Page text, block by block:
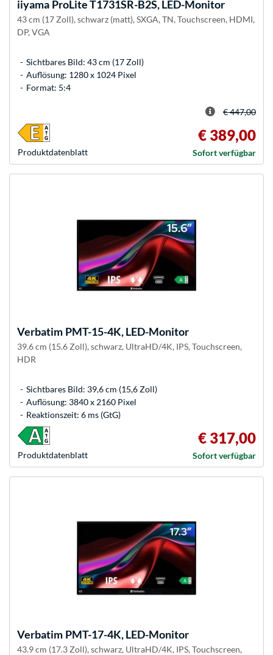
iiyama ProLite T1731SR-B2S, LED-Monitor
43 cm (17 Zoll), schwarz (matt), SXGA, TN, Touchscreen, HDMI,
DP, VGA
Sichtbares Bild: 43 cm (17 Zoll)
Auflösung: 1280 x 1024 Pixel
Format: 5:4
Produkt­datenblatt
€ 447,00
€ 389,00
Sofort verfügbar
Verbatim PMT-15-4K, LED-Monitor
39.6 cm (15.6 Zoll), schwarz, UltraHD/4K, IPS, Touchscreen,
HDR
Sichtbares Bild: 39,6 cm (15,6 Zoll)
Auflösung: 3840 x 2160 Pixel
Reaktionszeit: 6 ms (GtG)
Produkt­datenblatt
€ 317,00
Sofort verfügbar
Verbatim PMT-17-4K, LED-Monitor
43.9 cm (17.3 Zoll), schwarz, UltraHD/4K, IPS, Touchscreen,